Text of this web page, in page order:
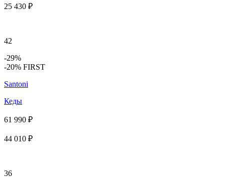
25 430 ₽
42
-29%
-20% FIRST
Santoni
Кеды
61 990 ₽
44 010 ₽
36